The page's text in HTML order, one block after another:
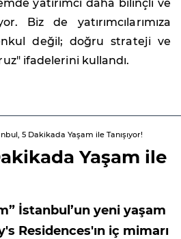
yatırımcı daha bilinçli ve
Biz de yatırımcılarımıza
değil; doğru strateji ve
ifadelerini kullandı.
5 Dakikada Yaşam ile Tanışıyor!
Yaşam ile
İstanbul’un yeni yaşam
Residences'ın iç mimarı